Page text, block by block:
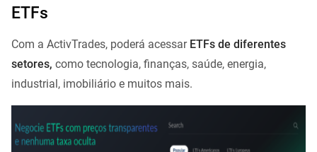
ETFs
Com a ActivTrades, poderá acessar ETFs de diferentes
setores, como tecnologia, finanças, saúde, energia,
industrial, imobiliário e muitos mais.